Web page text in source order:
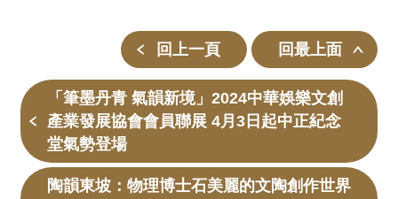
回上一頁 回最上面
「筆墨丹青 氣韻新境」2024中華娛樂文創
產業發展協會會員聯展 4月3日起中正紀念
堂氣勢登場
陶韻東坡：物理博士石美麗的文陶創作世界